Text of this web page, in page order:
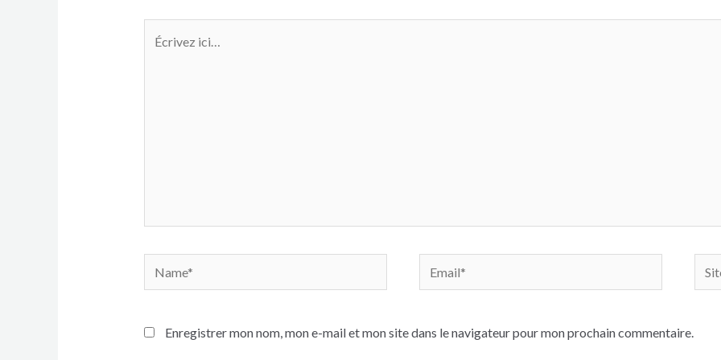
Name* Email*
Site
Enregistrer mon nom, mon e-mail et mon site dans le navigateur pour mon prochain commentaire.